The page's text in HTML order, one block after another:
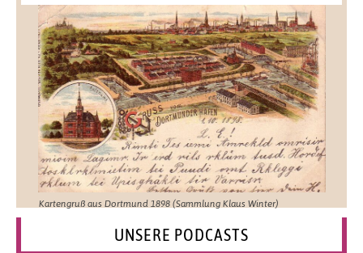
Kartengruß aus Dortmund 1898 (Sammlung Klaus Winter)
UNSERE PODCASTS